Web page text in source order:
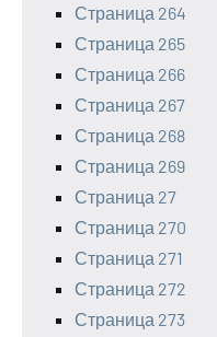
Страница 264
Страница 265
Страница 266
Страница 267
Страница 268
Страница 269
Страница 27
Страница 270
Страница 271
Страница 272
Страница 273